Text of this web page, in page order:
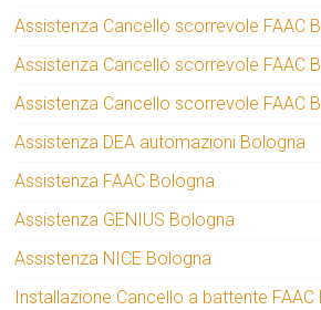
Assistenza Cancello scorrevole FAAC
Assistenza Cancello scorrevole FAAC
Assistenza Cancello scorrevole FAAC
Assistenza DEA automazioni Bologna
Assistenza FAAC Bologna
Assistenza GENIUS Bologna
Assistenza NICE Bologna
Installazione Cancello a battente